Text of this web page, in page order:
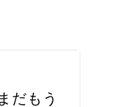
だもう